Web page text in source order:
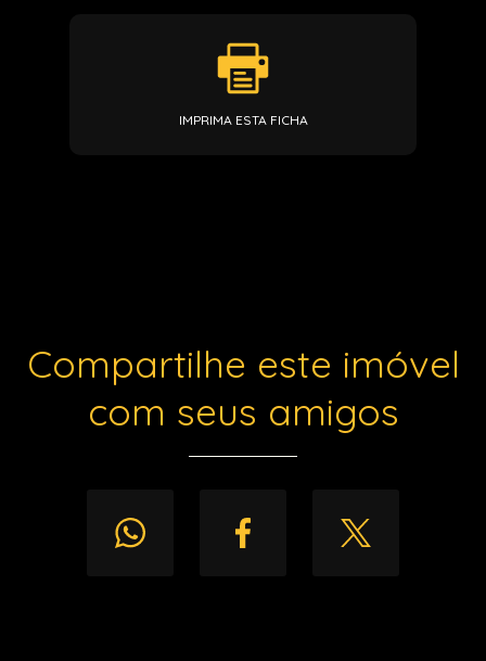
IMPRIMA ESTA FICHA
Compartilhe este imóvel
com seus amigos